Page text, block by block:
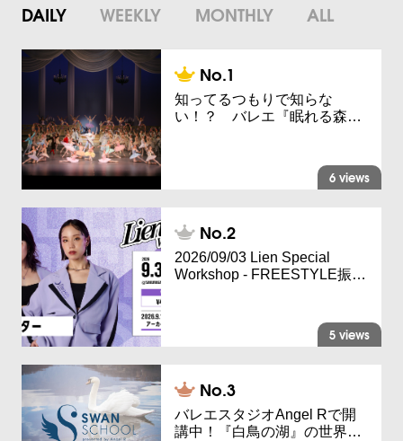
DAILY WEEKLY MONTHLY ALL
知ってるつもりで知らな
い！？ バレエ『眠れる森…
6 views
2026/09/03 Lien Special
Workshop - FREESTYLE振…
5 views
バレエスタジオAngel Rで開
講中！『白鳥の湖』の世界…